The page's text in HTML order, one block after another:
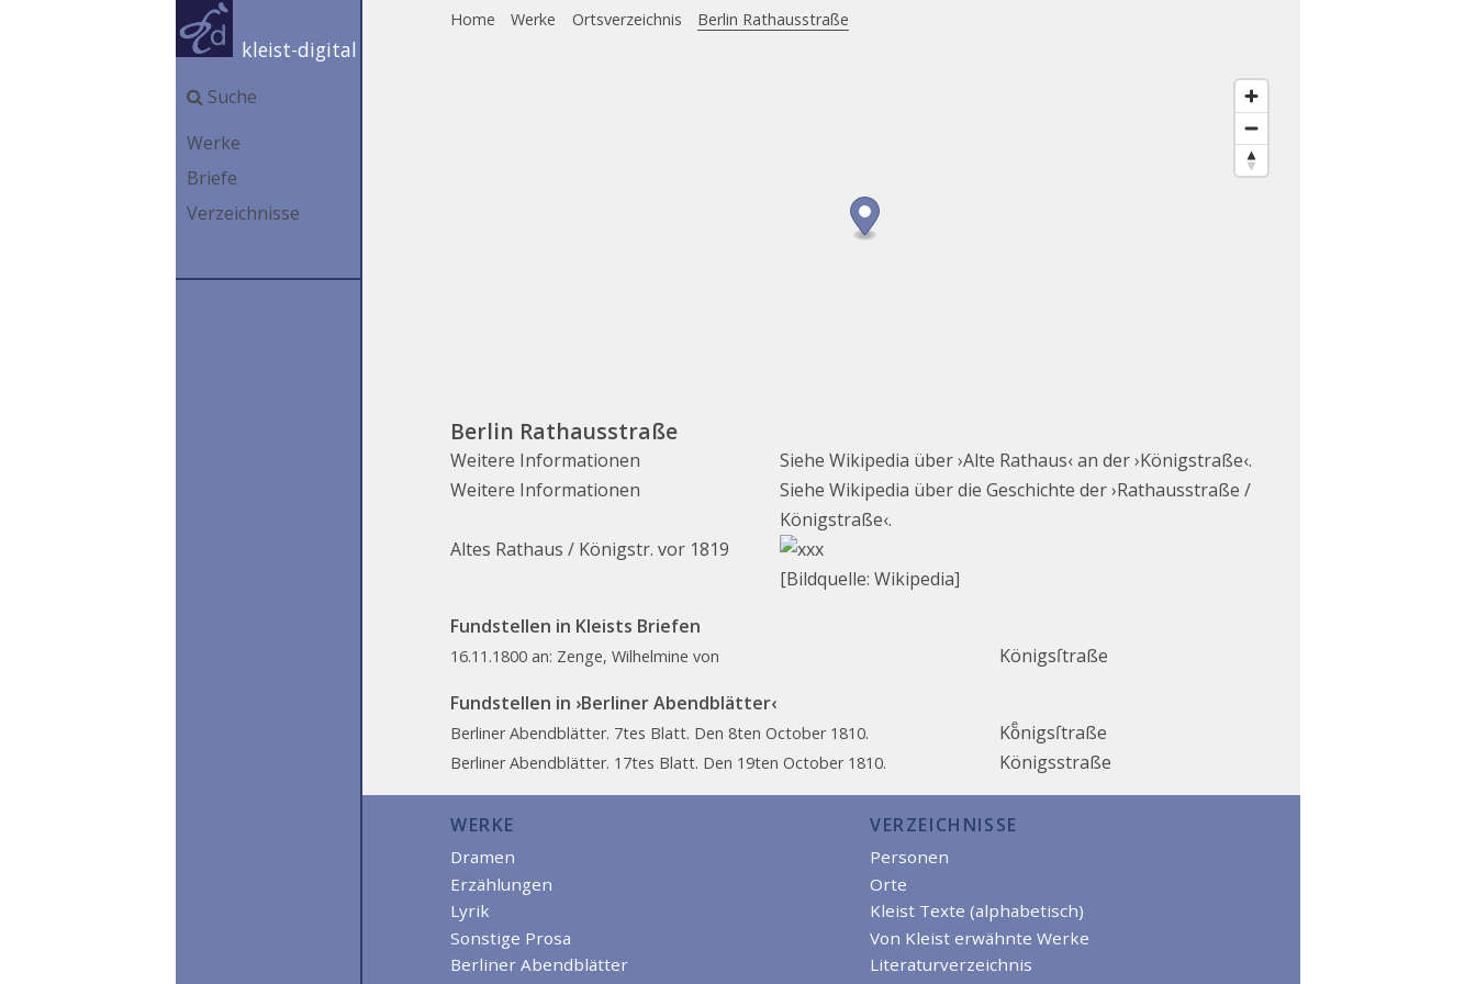
kleist-digital
Suche
Werke
Briefe
Verzeichnisse
Home Werke Ortsverzeichnis Berlin Rathausstraße
Berlin Rathausstraße
Weitere Informationen
Siehe Wikipedia über ›Alte Rathaus‹ an der ›Königstraße‹.
Weitere Informationen
Siehe Wikipedia über die Geschichte der ›Rathausstraße /
Königstraße‹.
Altes Rathaus / Königstr. vor 1819
[Bildquelle: Wikipedia]
Fundstellen in Kleists Briefen
16.11.1800 an: Zenge, Wilhelmine von
Königsſtraße
Fundstellen in ›Berliner Abendblätter‹
Berliner Abendblätter. 7tes Blatt. Den 8ten October 1810. Koͤnigsſtraße
Berliner Abendblätter. 17tes Blatt. Den 19ten October 1810. Königsstraße
WERKE
Dramen
Erzählungen
Lyrik
Sonstige Prosa
Berliner Abendblätter
VERZEICHNISSE
Personen
Orte
Kleist Texte (alphabetisch)
Von Kleist erwähnte Werke
Literaturverzeichnis